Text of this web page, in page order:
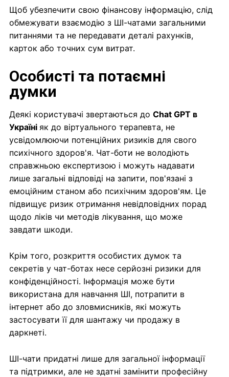
Щоб убезпечити свою фінансову інформацію, слід
обмежувати взаємодію з ШІ-чатами загальними
питаннями та не передавати деталі рахунків,
карток або точних сум витрат.
Особисті та потаємні
думки
Деякі користувачі звертаються до Chat GPT в
Україні як до віртуального терапевта, не
усвідомлюючи потенційних ризиків для свого
психічного здоров'я. Чат-боти не володіють
справжньою експертизою і можуть надавати
лише загальні відповіді на запити, пов'язані з
емоційним станом або психічним здоров'ям. Це
підвищує ризик отримання невідповідних порад
щодо ліків чи методів лікування, що може
завдати шкоди.
Крім того, розкриття особистих думок та
секретів у чат-ботах несе серйозні ризики для
конфіденційності. Інформація може бути
використана для навчання ШІ, потрапити в
інтернет або до зловмисників, які можуть
застосувати її для шантажу чи продажу в
даркнеті.
ШІ-чати придатні лише для загальної інформації
та підтримки, але не здатні замінити професійну